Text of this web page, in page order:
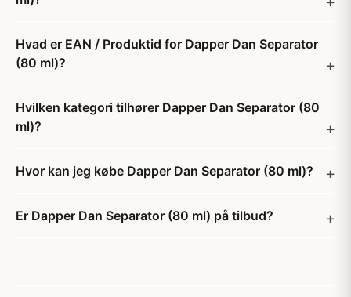
Hvad er EAN / Produktid for Dapper Dan Separator
(80 ml)?
Hvilken kategori tilhører Dapper Dan Separator (80
ml)?
Hvor kan jeg købe Dapper Dan Separator (80 ml)?
Er Dapper Dan Separator (80 ml) på tilbud?